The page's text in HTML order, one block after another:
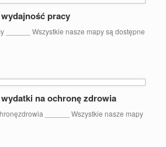
pracy
______ Wszystkie nasze mapy są dostępne
na ochronę zdrowia
______ Wszystkie nasze mapy